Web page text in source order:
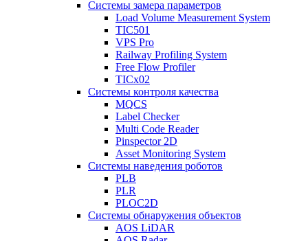
Системы замера параметров
Load Volume Measurement System
TIC501
VPS Pro
Railway Profiling System
Free Flow Profiler
TICx02
Системы контроля качества
MQCS
Label Checker
Multi Code Reader
Pinspector 2D
Asset Monitoring System
Системы наведения роботов
PLB
PLR
PLOC2D
Системы обнаружения объектов
AOS LiDAR